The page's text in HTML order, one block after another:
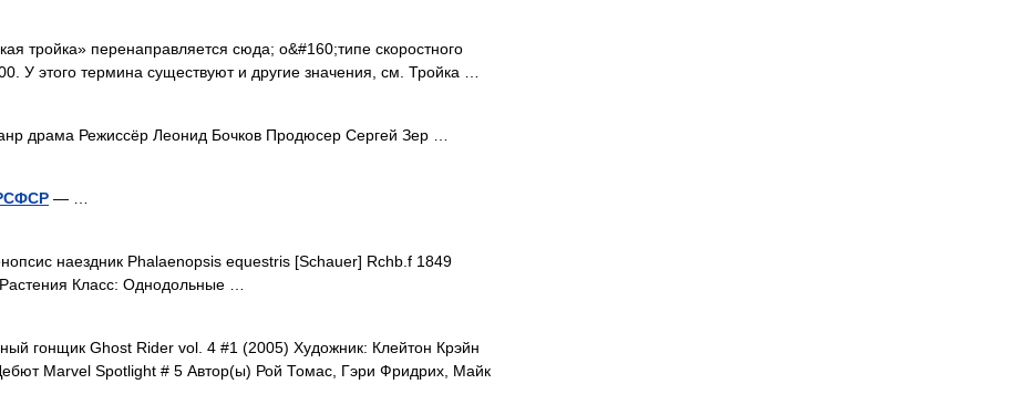
тройка» перенаправляется сюда; о&#160;типе скорост­но­го
У этого термина существуют и другие значения, см. Тройка …
драма Режиссёр Леонид Бочков Продюсер Сергей Зер …
— …
наездник Phalaenopsis equestris [Schauer] Rchb.f 1849
Класс: Однодольные …
гонщик Ghost Rider vol. 4 #1 (2005) Художник: Клейтон Крэйн
Marvel Spotlight # 5 Автор(ы) Рой Томас, Гэри Фридрих, Майк